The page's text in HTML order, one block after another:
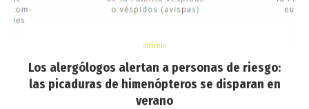
artículo
Los alergólogos alertan a personas de riesgo:
las picaduras de himenópteros se disparan en
verano